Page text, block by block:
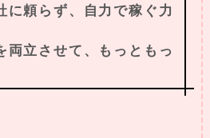
頼らず、自力で稼ぐ力
立させて、もっともっ